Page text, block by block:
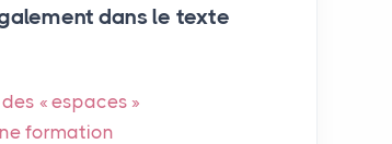
dans le texte
« espaces »
formation